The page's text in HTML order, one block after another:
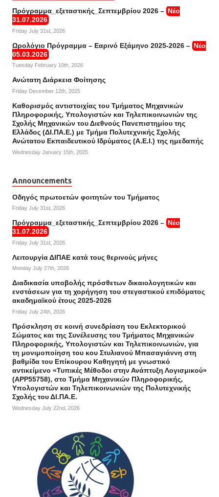
Πρόγραμμα_εξεταστικής_Σεπτεμβρίου 2026 – Νέο
31.07.2026
Friday July 31st, 2026
Ωρολόγιο Πρόγραμμα – Εαρινό Εξάμηνο 2025-2026 – Νέο
05.03.2026
Tuesday February 10th, 2026
Ανώτατη Διάρκεια Φοίτησης
Friday December 12th, 2025
Καθορισμός αντιστοιχίας του Τμήματος Μηχανικών
Πληροφορικής, Υπολογιστών και Τηλεπικοινωνιών της
Σχολής Μηχανικών του Διεθνούς Πανεπιστημίου της
Ελλάδος (ΔΙ.ΠΑ.Ε.) με Τμήμα Πολυτεχνικής Σχολής
Ανώτατου Εκπαιδευτικού Ιδρύματος (Α.Ε.Ι.) της ημεδαπής
Wednesday January 15th, 2025
Announcements
Οδηγός πρωτοετών φοιτητών του Τμήματος
Friday July 31st, 2026
Πρόγραμμα_εξεταστικής_Σεπτεμβρίου 2026 – Νέο
31.07.2026
Friday July 31st, 2026
Λειτουργία ΔΙΠΑΕ κατά τους θερινούς μήνες
Monday July 27th, 2026
Διαδικασία υποβολής πρόσθετων δικαιολογητικών και
ενστάσεων για τη χορήγηση του στεγαστικού επιδόματος
ακαδημαϊκού έτους 2025-2026
Friday July 24th, 2026
Πρόσκληση σε κοινή συνεδρίαση του Εκλεκτορικού
Σώματος και της Συνέλευσης του Τμήματος Μηχανικών
Πληροφορικής, Υπολογιστών και Τηλεπικοινωνιών, για
τη μονιμοποίηση του κου Στυλιανού Μπασαγιάννη στη
βαθμίδα του Επίκουρου Καθηγητή με γνωστικό
αντικείμενο «Τυπικές Μέθοδοι στην Ανάπτυξη Λογισμικού»
(APP55758), στο Τμήμα Μηχανικών Πληροφορικής,
Υπολογιστών και Τηλεπικοινωνιών της Πολυτεχνικής
Σχολής του ΔΙ.ΠΑ.Ε.
Wednesday July 22nd, 2026